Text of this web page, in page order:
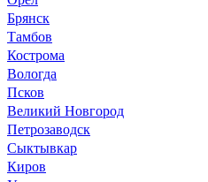
Брянск
Тамбов
Кострома
Вологда
Псков
Великий Новгород
Петрозаводск
Сыктывкар
Киров